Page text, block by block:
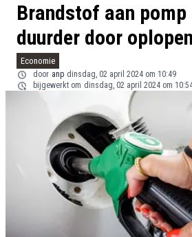
Brandstof aan pomp
duurder door
Economie
door anp dinsdag, 02 april 2024 om 10:49
bijgewerkt om dinsdag, 02 april 2024 om